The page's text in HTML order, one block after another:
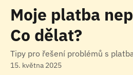
Přeskočit na hlavní obsah
Moje platba
Co dělat?
Tipy pro řešení problémů s
15. května 2025